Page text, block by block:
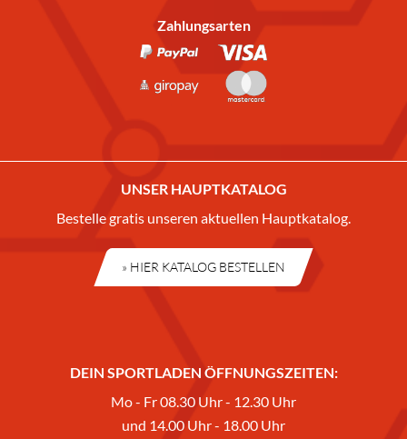
Zahlungsarten
UNSER HAUPTKATALOG
Bestelle gratis unseren aktuellen Hauptkatalog.
» HIER KATALOG BESTELLEN
DEIN SPORTLADEN ÖFFNUNGSZEITEN:
Mo - Fr 08.30 Uhr - 12.30 Uhr
und 14.00 Uhr - 18.00 Uhr